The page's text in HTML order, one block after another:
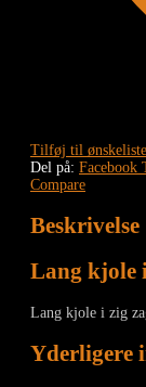
Tilføj til ønskeliste
Del på: Facebook
Compare
Beskrivelse
Lang kjole
Lang kjole i zig
Yderligere